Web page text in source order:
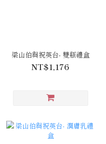
梁山伯與祝英台- 雙瓶禮盒
NT$1,176